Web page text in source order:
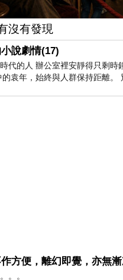
沒有發現
說劇情(17)
代的人 辦公室裡安靜得只剩時
袁年，始終與人群保持距離。
方便，離幻即覺，亦無
。。